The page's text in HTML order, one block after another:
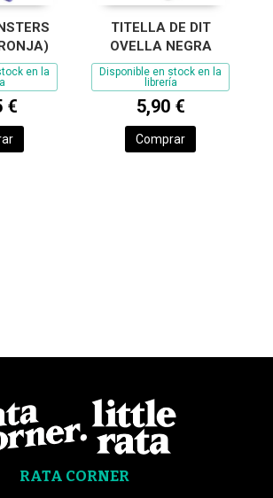
en la
€
TITELLA DE DIT
OVELLA NEGRA
Disponible en stock en la
librería
5,90 €
Comprar
RATA CORNER